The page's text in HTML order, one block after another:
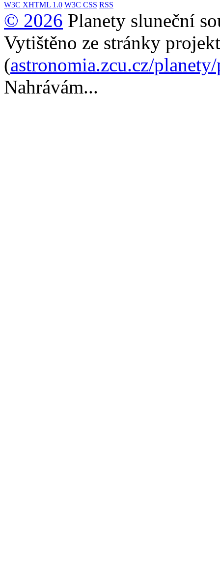
W3C XHTML 1.0 W3C CSS RSS
© 2026 Planety sluneční
Vytištěno ze stránky
(astronomia.zcu.cz/
Nahrávám...